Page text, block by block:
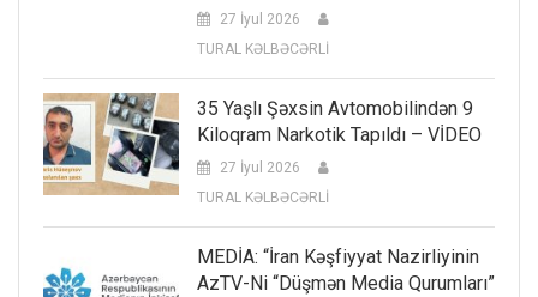
27 İyul 2026
TURAL KƏLBƏCƏRLİ
35 Yaşlı Şəxsin Avtomobilindən 9
Kiloqram Narkotik Tapıldı – VİDEO
27 İyul 2026
TURAL KƏLBƏCƏRLİ
MEDİA: “İran Kəşfiyyat Nazirliyinin
AzTV-Ni “düşmən Media Qurumları”